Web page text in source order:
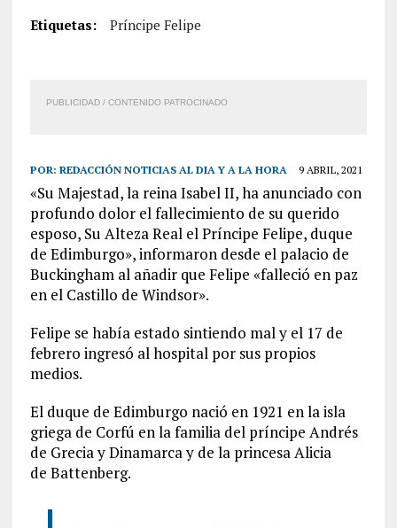
Etiquetas: Príncipe Felipe
PUBLICIDAD / CONTENIDO PATROCINADO
POR: REDACCIÓN NOTICIAS AL DIA Y A LA HORA 9 ABRIL, 2021
«Su Majestad, la reina Isabel II, ha anunciado con
profundo dolor el fallecimiento de su querido
esposo, Su Alteza Real el Príncipe Felipe, duque
de Edimburgo», informaron desde el palacio de
Buckingham al añadir que Felipe «falleció en paz
en el Castillo de Windsor».
Felipe se había estado sintiendo mal y el 17 de
febrero ingresó al hospital por sus propios
medios.
El duque de Edimburgo nació en 1921 en la isla
griega de Corfú en la familia del príncipe Andrés
de Grecia y Dinamarca y de la princesa Alicia
de Battenberg.